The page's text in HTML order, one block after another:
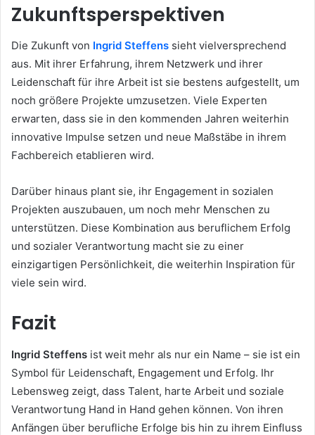
Zukunftsperspektiven
Die Zukunft von Ingrid Steffens sieht vielversprechend
aus. Mit ihrer Erfahrung, ihrem Netzwerk und ihrer
Leidenschaft für ihre Arbeit ist sie bestens aufgestellt, um
noch größere Projekte umzusetzen. Viele Experten
erwarten, dass sie in den kommenden Jahren weiterhin
innovative Impulse setzen und neue Maßstäbe in ihrem
Fachbereich etablieren wird.
Darüber hinaus plant sie, ihr Engagement in sozialen
Projekten auszubauen, um noch mehr Menschen zu
unterstützen. Diese Kombination aus beruflichem Erfolg
und sozialer Verantwortung macht sie zu einer
einzigartigen Persönlichkeit, die weiterhin Inspiration für
viele sein wird.
Fazit
Ingrid Steffens ist weit mehr als nur ein Name – sie ist ein
Symbol für Leidenschaft, Engagement und Erfolg. Ihr
Lebensweg zeigt, dass Talent, harte Arbeit und soziale
Verantwortung Hand in Hand gehen können. Von ihren
Anfängen über berufliche Erfolge bis hin zu ihrem Einfluss